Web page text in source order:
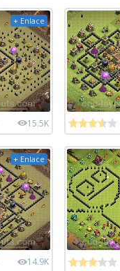
+ Enlace
15.5K
+ Enlace
14.9K